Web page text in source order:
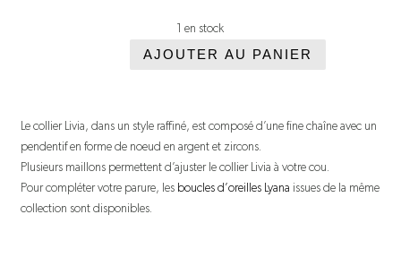
1 en stock
Collier
Livia
AJOUTER AU PANIER
Le collier Livia, dans un style raffiné, est composé d’une fine chaîne avec un
pendentif en forme de noeud en argent et zircons.
Plusieurs maillons permettent d’ajuster le collier Livia à votre cou.
Pour compléter votre parure, les boucles d’oreilles Lyana issues de la même
collection sont disponibles.